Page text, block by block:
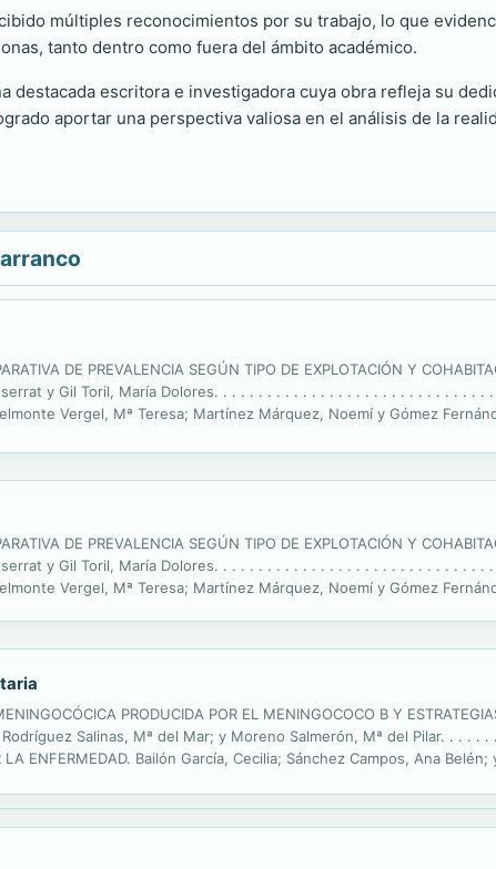
múltiples reconocimientos por su trabajo, lo que
tanto dentro como fuera del ámbito académico.
destacada escritora e investigadora cuya obra refleja su
aportar una perspectiva valiosa en el análisis de la
DE PREVALENCIA SEGÚN TIPO DE EXPLOTACIÓN Y
y Gil Toril, María Dolores. . . . . . . . . . . . . . . . . . . . . . . . . . . . . . . .
Belmonte Vergel, Mª Teresa; Martínez Márquez, Noemí y Gómez
DE PREVALENCIA SEGÚN TIPO DE EXPLOTACIÓN Y
y Gil Toril, María Dolores. . . . . . . . . . . . . . . . . . . . . . . . . . . . . . . .
Belmonte Vergel, Mª Teresa; Martínez Márquez, Noemí y Gómez
PRODUCIDA POR EL MENINGOCOCO B Y
Salinas, Mª del Mar; y Moreno Salmerón, Mª del Pilar. . . . .
LA ENFERMEDAD. Bailón García, Cecilia; Sánchez Campos, Ana